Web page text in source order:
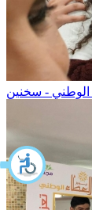
الوطني - سخنين